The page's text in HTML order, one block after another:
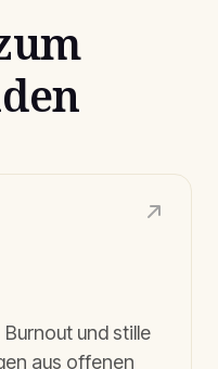
und stille
aus offenen